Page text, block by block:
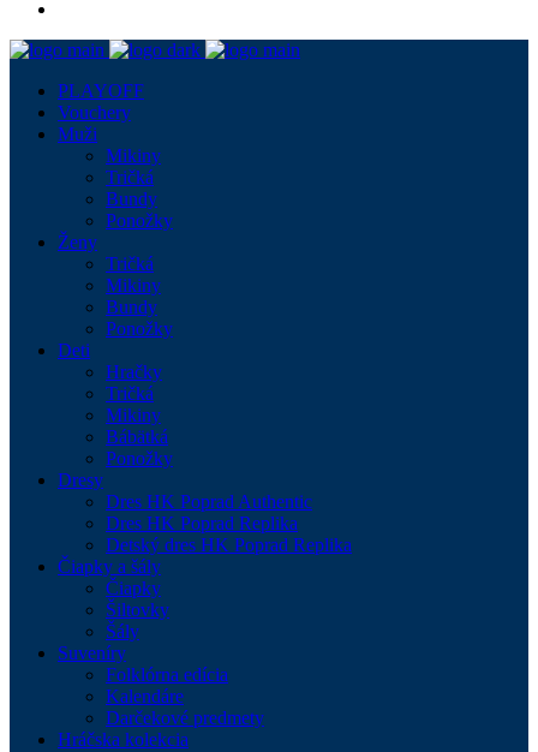
PLAYOFF
Vouchery
Muži
Mikiny
Tričká
Bundy
Ponožky
Ženy
Tričká
Mikiny
Bundy
Ponožky
Deti
Hračky
Tričká
Mikiny
Bábätká
Ponožky
Dresy
Dres HK Poprad Authentic
Dres HK Poprad Replika
Detský dres HK Poprad Replika
Čiapky a šály
Čiapky
Šiltovky
Šály
Suveníry
Folklórna edícia
Kalendáre
Darčekové predmety
Hráčska kolekcia